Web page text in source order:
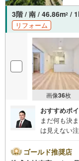
お電話でのお問い合わせ
お気軽にお問い合わせく
3階 / 南 / 46.86m2 /
リフォーム
画像36枚
おすすめポ
まだ何も決
は見えない
とも包み隠
ゴールド推奨店